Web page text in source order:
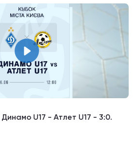
U17 - Атлет U17 - 3:0.